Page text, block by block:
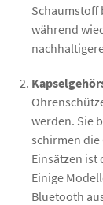
Schaumstoff
während
werden. Sie
schirmen die
Einsätzen ist
Einige
Bluetooth